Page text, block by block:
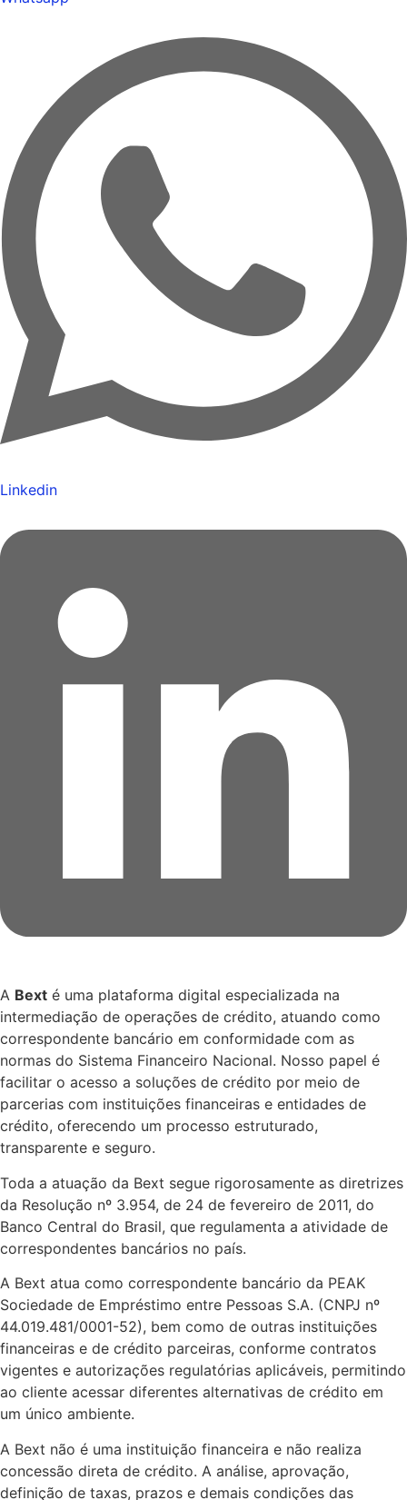
Linkedin
A Bext é uma plataforma digital especializada na
intermediação de operações de crédito, atuando como
correspondente bancário em conformidade com as
normas do Sistema Financeiro Nacional. Nosso papel é
facilitar o acesso a soluções de crédito por meio de
parcerias com instituições financeiras e entidades de
crédito, oferecendo um processo estruturado,
transparente e seguro.
Toda a atuação da Bext segue rigorosamente as diretrizes
da Resolução nº 3.954, de 24 de fevereiro de 2011, do
Banco Central do Brasil, que regulamenta a atividade de
correspondentes bancários no país.
A Bext atua como correspondente bancário da PEAK
Sociedade de Empréstimo entre Pessoas S.A. (CNPJ nº
44.019.481/0001-52), bem como de outras instituições
financeiras e de crédito parceiras, conforme contratos
vigentes e autorizações regulatórias aplicáveis, permitindo
ao cliente acessar diferentes alternativas de crédito em
um único ambiente.
A Bext não é uma instituição financeira e não realiza
concessão direta de crédito. A análise, aprovação,
definição de taxas, prazos e demais condições das